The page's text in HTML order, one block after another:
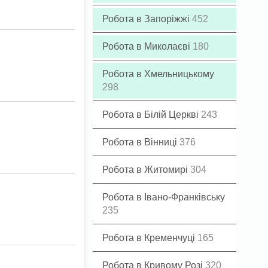
Робота в Запоріжжі 452
Робота в Миколаєві 180
Робота в Хмельницькому
298
Робота в Білій Церкві 243
Робота в Вінниці 376
Робота в Житомирі 304
Робота в Івано-Франківську
235
Робота в Кременчуці 165
Робота в Кривому Розі 320